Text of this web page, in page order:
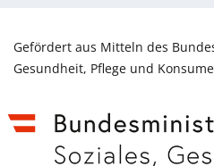
Gefördert aus Mitteln des
Gesundheit, Pflege und